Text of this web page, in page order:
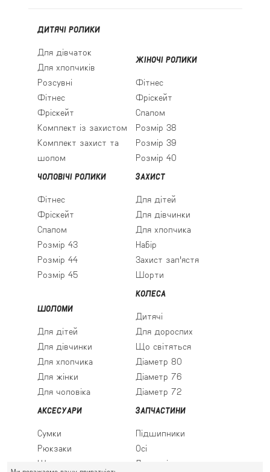
ДИТЯЧІ РОЛИКИ
Для дівчаток
Для хлопчиків
Розсувні
Фітнес
Фріскейт
Комплект із захистом
Комплект захист та
шолом
ЖІНОЧІ РОЛИКИ
Фітнес
Фріскейт
Слалом
Розмір 38
Розмір 39
Розмір 40
ЧОЛОВІЧІ РОЛИКИ
Фітнес
Фріскейт
Слалом
Розмір 43
Розмір 44
Розмір 45
ЗАХИСТ
Для дітей
Для дівчинки
Для хлопчика
Набір
Захист зап'ястя
Шорти
ШОЛОМИ
Для дітей
Для дівчинки
Для хлопчика
Для жінки
Для чоловіка
КОЛЕСА
Дитячі
Для дорослих
Що світяться
Діаметр 80
Діаметр 76
Діаметр 72
АКСЕСУАРИ
Сумки
Рюкзаки
Шкарпетки
ЗАПЧАСТИНИ
Підшипники
Осі
Льодові леза